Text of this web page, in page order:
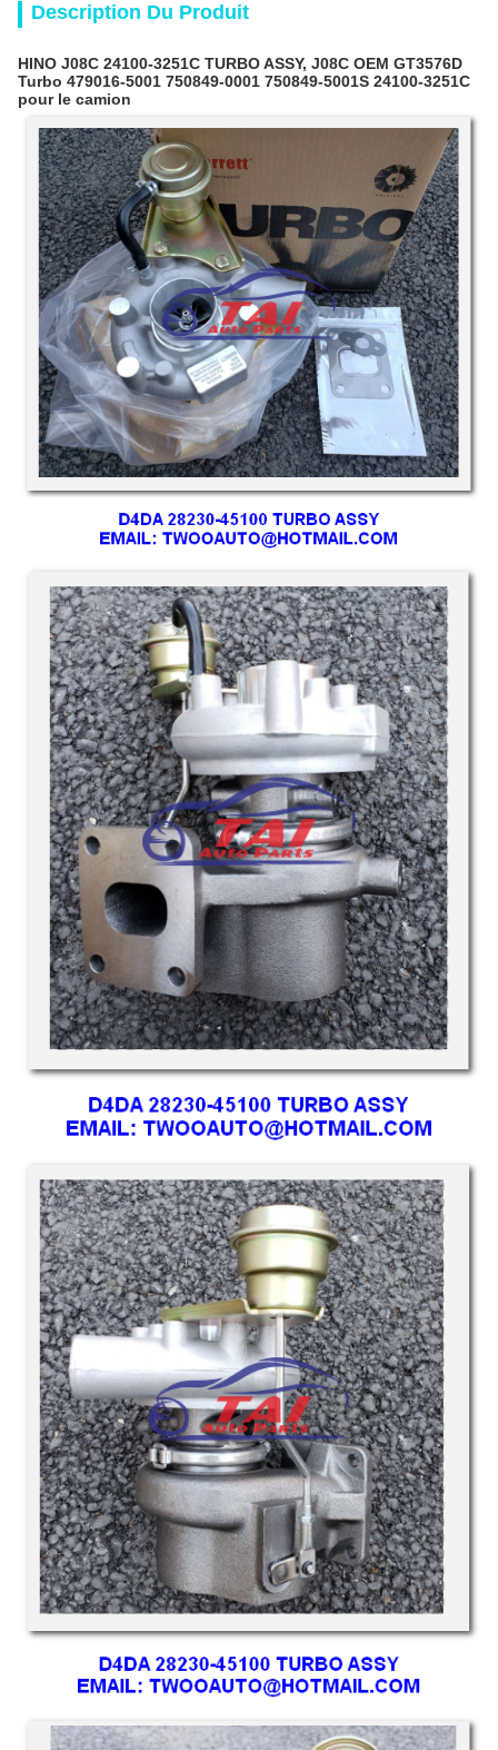
Description Du Produit
HINO J08C 24100-3251C TURBO ASSY, J08C OEM GT3576D
Turbo 479016-5001 750849-0001 750849-5001S 24100-3251C
pour le camion